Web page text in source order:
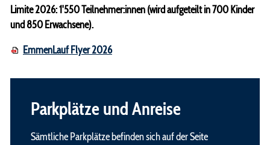
Lauftraining
Limite 2026: 1'550 Teilnehmer:innen (wird aufgeteilt in 700 Kinder
und 850 Erwachsene).
EmmenLauf Flyer 2026
Parkplätze und Anreise
Sämtliche Parkplätze befinden sich auf der Seite